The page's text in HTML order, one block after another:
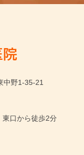
中野1-35-21
東口から徒歩2分